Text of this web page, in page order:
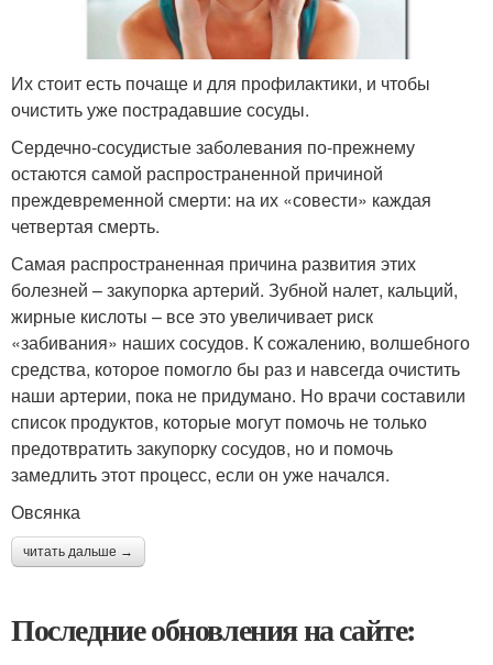
Их стоит есть почаще и для профилактики, и чтобы
очистить уже пострадавшие сосуды.
Сердечно-сосудистые заболевания по-прежнему
остаются самой распространенной причиной
преждевременной смерти: на их «совести» каждая
четвертая смерть.
Самая распространенная причина развития этих
болезней – закупорка артерий. Зубной налет, кальций,
жирные кислоты – все это увеличивает риск
«забивания» наших сосудов. К сожалению, волшебного
средства, которое помогло бы раз и навсегда очистить
наши артерии, пока не придумано. Но врачи составили
список продуктов, которые могут помочь не только
предотвратить закупорку сосудов, но и помочь
замедлить этот процесс, если он уже начался.
Овсянка
читать дальше →
Последние обновления на сайте: